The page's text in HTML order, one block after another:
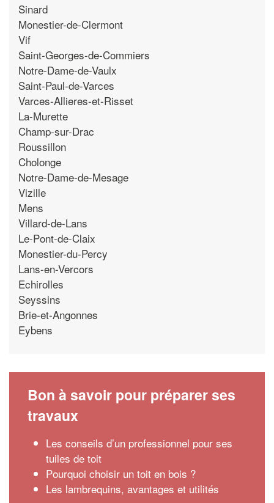
Sinard
Monestier-de-Clermont
Vif
Saint-Georges-de-Commiers
Notre-Dame-de-Vaulx
Saint-Paul-de-Varces
Varces-Allieres-et-Risset
La-Murette
Champ-sur-Drac
Roussillon
Cholonge
Notre-Dame-de-Mesage
Vizille
Mens
Villard-de-Lans
Le-Pont-de-Claix
Monestier-du-Percy
Lans-en-Vercors
Echirolles
Seyssins
Brie-et-Angonnes
Eybens
Bon à savoir pour préparer ses
travaux
Les conseils d’un professionnel pour ses
tuiles de toit
Pourquoi choisir un toit en bois ?
Les lambrequins, avantages et utilités